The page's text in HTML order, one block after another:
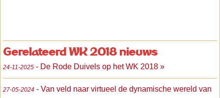
Gerelateerd WK 2018 nieuws
24-11-2025 - De Rode Duivels op het WK 2018 »
27-05-2024 - Van veld naar virtueel de dynamische wereld van